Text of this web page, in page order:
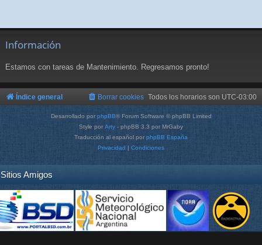
Información
Estamos con tareas de Mantenimiento. Regresamos pronto!
Índice general Todos los horarios son UTC-03:00
Borrar cookies
Desarrollado por phpBB® Forum Software © phpBB Limited
Style por Arty - phpBB 3.3 por MrGaby
Traducción al español por phpBB España
Privacidad | Condiciones
Sitios Amigos